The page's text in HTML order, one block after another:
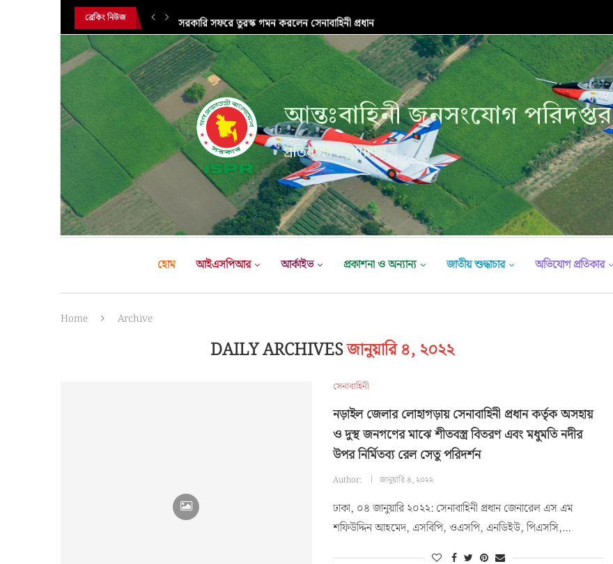
ব্রেকিং নিউজ সরকারি সফরে তুরস্ক গমন করলেন সেনাবাহিনী প্রধান
আন্তঃবাহিনী জনসংযোগ পরিদপ্তর
প্রতিরক্ষা মন্ত্রণালয়
হোম আইএসপিআর আর্কাইভ প্রকাশনা ও অন্যান্য জাতীয় শুদ্ধাচার অভিযোগ প্রতিকার
Home Archive
DAILY ARCHIVESজানুয়ারি ৪, ২০২২
সেনাবাহিনী
নড়াইল জেলার লোহাগড়ায় সেনাবাহিনী প্রধান কর্তৃক অসহায়
ও দুস্থ জনগণের মাঝে শীতবস্ত্র বিতরণ এবং মধুমতি নদীর
উপর নির্মিতব্য রেল সেতু পরিদর্শন
Author: জানুয়ারি ৪, ২০২২
ঢাকা, ০৪ জানুয়ারি ২০২২: সেনাবাহিনী প্রধান জেনারেল এস এম
শফিউদ্দিন আহমেদ, এসবিপি, ওএসপি, এনডিইউ, পিএসসি,…